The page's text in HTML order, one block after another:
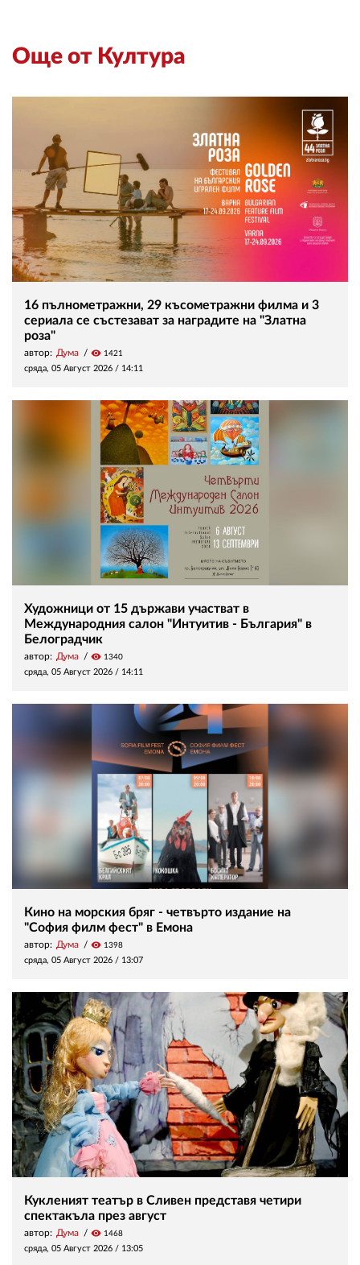
Още от Култура
16 пълнометражни, 29 късометражни филма и 3
сериала се състезават за наградите на "Златна
роза"
автор: Дума visibility 1421
сряда, 05 Август 2026 / 14:11
Художници от 15 държави участват в
Международния салон "Интуитив - България" в
Белоградчик
автор: Дума visibility 1340
сряда, 05 Август 2026 / 14:11
Кино на морския бряг - четвърто издание на
"София филм фест" в Емона
автор: Дума visibility 1398
сряда, 05 Август 2026 / 13:07
Кукленият театър в Сливен представя четири
спектакъла през август
автор: Дума visibility 1468
сряда, 05 Август 2026 / 13:05